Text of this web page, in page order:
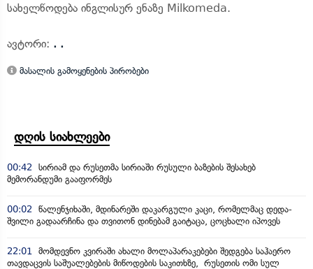
სახელწოდება ინგლისურ ენაზე Milkomeda.
ავტორი: . .
მასალის გამოყენების პირობები
დღის სიახლეები
00:42 სირიამ და რუსეთმა სირიაში რუსული ბაზების შესახებ
მემორანდუმი გააფორმეს
00:02 წალენჯიხაში, მდინარეში დაკარგული კაცი, რომელმაც დედა-
შვილი გადაარჩინა და თვითონ დინებამ გაიტაცა, ცოცხალი იპოვეს
22:01 მომდევნო კვირაში ახალი მოლაპარაკებები შედგება საჰაერო
თავდაცვის საშუალებების მიწოდების საკითხზე, რუსეთის ომი სულ